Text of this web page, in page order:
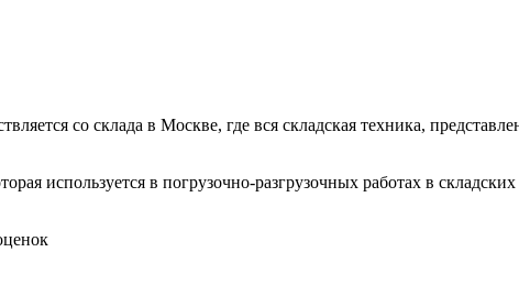
со склада в Москве, где вся складская техника,
используется в погрузочно-разгрузочных работах в